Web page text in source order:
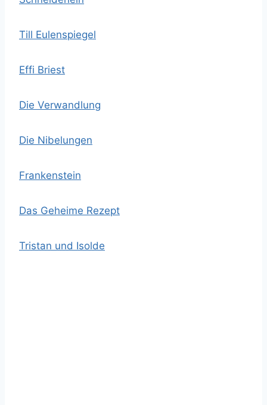
Till Eulenspiegel
Effi Briest
Die Verwandlung
Die Nibelungen
Frankenstein
Das Geheime Rezept
Tristan und Isolde